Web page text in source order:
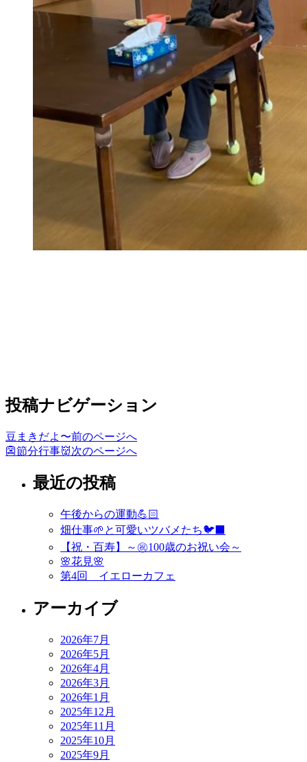
投稿ナビゲーション
豆まきだよ〜前のページへ
👺節分行事👹次のページへ
最近の投稿
午後からの運動💪🏻
畑仕事🌱と可愛いツバメたち🐦‍⬛
【祝・百寿】～㊗️100歳のお祝い会～
🌸花見🌸
第4回 イエローカフェ
アーカイブ
2026年7月
2026年5月
2026年4月
2026年3月
2026年1月
2025年12月
2025年11月
2025年10月
2025年9月